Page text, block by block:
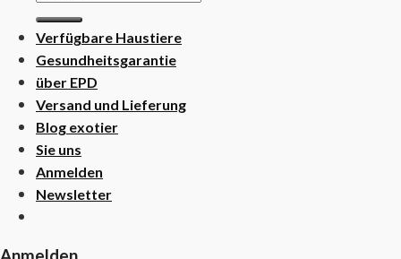
nach:
Verfügbare Haustiere
Gesundheitsgarantie
über EPD
Versand und Lieferung
Blog exotier
Sie uns
Anmelden
Newsletter